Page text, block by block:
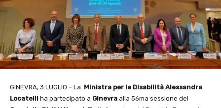
GINEVRA, 3 LUGLIO – La Ministra per le Disabilità Alessandra
Locatelli ha partecipato a Ginevra alla 56ma sessione del